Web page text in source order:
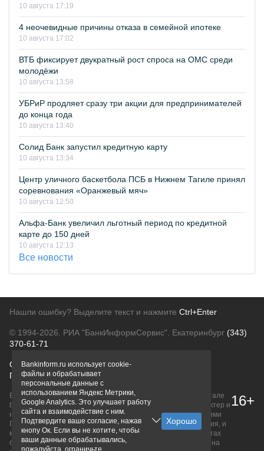
10 августа 17:19
4 неочевидные причины отказа в семейной ипотеке
10 августа 17:02
ВТБ фиксирует двукратный рост спроса на ОМС среди
молодёжи
10 августа 13:58
УБРиР продляет сразу три акции для предпринимателей
до конца года
10 августа 13:40
Солид Банк запустил кредитную карту
10 августа 13:34
Центр уличного баскетбола ПСБ в Нижнем Тагиле принял
соревнования «Оранжевый мяч»
10 августа 12:50
Альфа-Банк увеличил льготный период по кредитной
карте до 150 дней
10 августа 12:13
Все новости
Нашли ошибку? Выделите текст и нажмите Ctrl+Enter
© 1994-2026. РИА "БанкИнформСервис". Екатеринбург (343)
370-61-71
О проектеПолитика конфиденциальности
Правовая информацияДля рекламодателей
Вся информация о продуктах банков, размещенная на портале
bankinform.ru, носит исключительно ознакомительный характер и
не является публичной офертой, определяемой положениями
ГК РФ. Информация не содержит точного и полного описания, и
может быть изменена. Конечные условия уточняйте на сайтах
банков или при личном обращении. Исключительное право на
16+
Bankinform.ru использует cookie-
файлы и обрабатывает
персональные данные с
использованием Яндекс Метрики,
Google Analytics. Это улучшает работу
сайта и взаимодействие с ним.
Подтвердите ваше согласие, нажав
кнопу Ок. Если вы не хотите, чтобы
ваши данные обрабатывались,
пожалуйста, ограничьте